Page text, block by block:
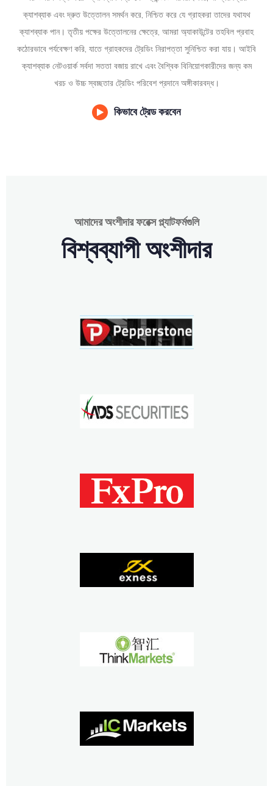
ক্যাশব্যাক এবং দ্রুত উত্তোলন সমর্থন করে, নিশ্চিত করে যে গ্রাহকরা তাদের যথাযথ
ক্যাশব্যাক পান। তৃতীয় পক্ষের উত্তোলনের ক্ষেত্রে, আমরা অ্যাকাউন্টের তহবিল প্রবাহ
কঠোরভাবে পর্যবেক্ষণ করি, যাতে গ্রাহকদের ট্রেডিং নিরাপত্তা সুনিশ্চিত করা যায়। আইবি
ক্যাশব্যাক নেটওয়ার্ক সর্বদা সততা বজায় রাখে এবং বৈশ্বিক বিনিয়োগকারীদের জন্য কম
খরচ ও উচ্চ স্বচ্ছতার ট্রেডিং পরিবেশ প্রদানে অঙ্গীকারবদ্ধ।
কিভাবে ট্রেড করবেন
আমাদের অংশীদার ফরেক্স প্ল্যাটফর্মগুলি
বিশ্বব্যাপী অংশীদার